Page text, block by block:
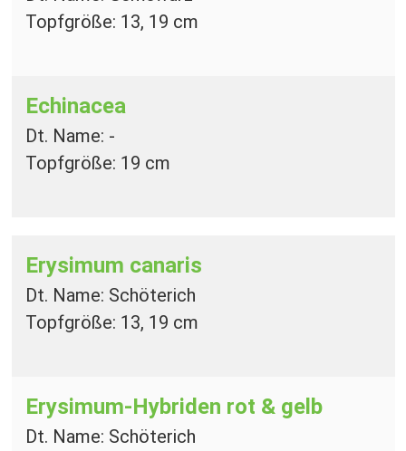
Topfgröße: 13, 19 cm
Echinacea
Dt. Name: -
Topfgröße: 19 cm
Erysimum canaris
Dt. Name: Schöterich
Topfgröße: 13, 19 cm
Erysimum-Hybriden rot & gelb
Dt. Name: Schöterich